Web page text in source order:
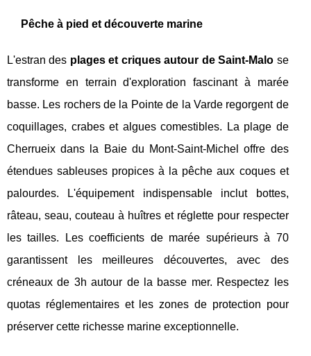
Pêche à pied et découverte marine
L'estran des plages et criques autour de Saint-Malo se
transforme en terrain d'exploration fascinant à marée
basse. Les rochers de la Pointe de la Varde regorgent de
coquillages, crabes et algues comestibles. La plage de
Cherrueix dans la Baie du Mont-Saint-Michel offre des
étendues sableuses propices à la pêche aux coques et
palourdes. L'équipement indispensable inclut bottes,
râteau, seau, couteau à huîtres et réglette pour respecter
les tailles. Les coefficients de marée supérieurs à 70
garantissent les meilleures découvertes, avec des
créneaux de 3h autour de la basse mer. Respectez les
quotas réglementaires et les zones de protection pour
préserver cette richesse marine exceptionnelle.